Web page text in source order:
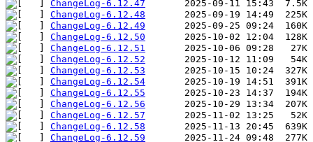
ChangeLog-6.12.47
ChangeLog-6.12.48
ChangeLog-6.12.49
ChangeLog-6.12.50
ChangeLog-6.12.51
ChangeLog-6.12.52
ChangeLog-6.12.53
ChangeLog-6.12.54
ChangeLog-6.12.55
ChangeLog-6.12.56
ChangeLog-6.12.57
ChangeLog-6.12.58
ChangeLog-6.12.59